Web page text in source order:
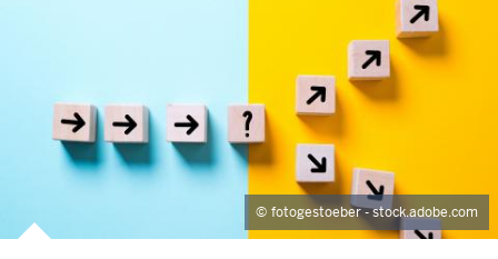
fotogestoeber - stock.adobe.com